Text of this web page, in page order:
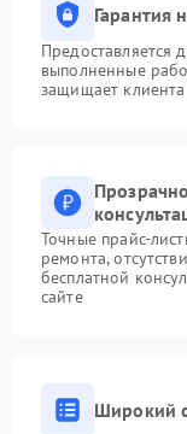
Гарантия
Предоставляется
выполненные
защищает
Точные прайс-
ремонта,
бесплатной
сайте
Широкий